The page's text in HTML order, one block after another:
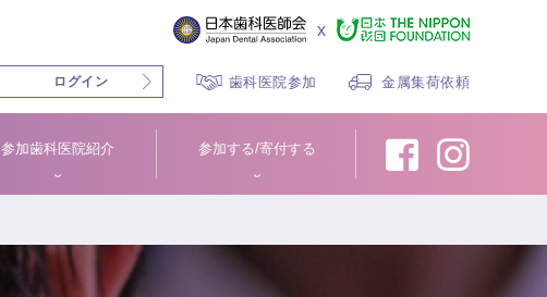
x
ログイン 歯科医院参加 金属集荷依頼
参加歯科医院紹介 参加する/寄付する